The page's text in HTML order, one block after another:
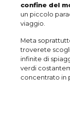
confine del
un piccolo
viaggio.
Meta
troverete
infinite di
verdi
concentrato in